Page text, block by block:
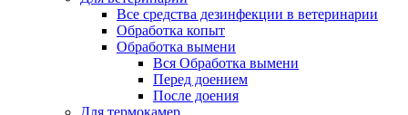
Все средства дезинфекции в ветеринарии
Обработка копыт
Обработка вымени
Вся Обработка вымени
Перед доением
После доения
Для термокамер